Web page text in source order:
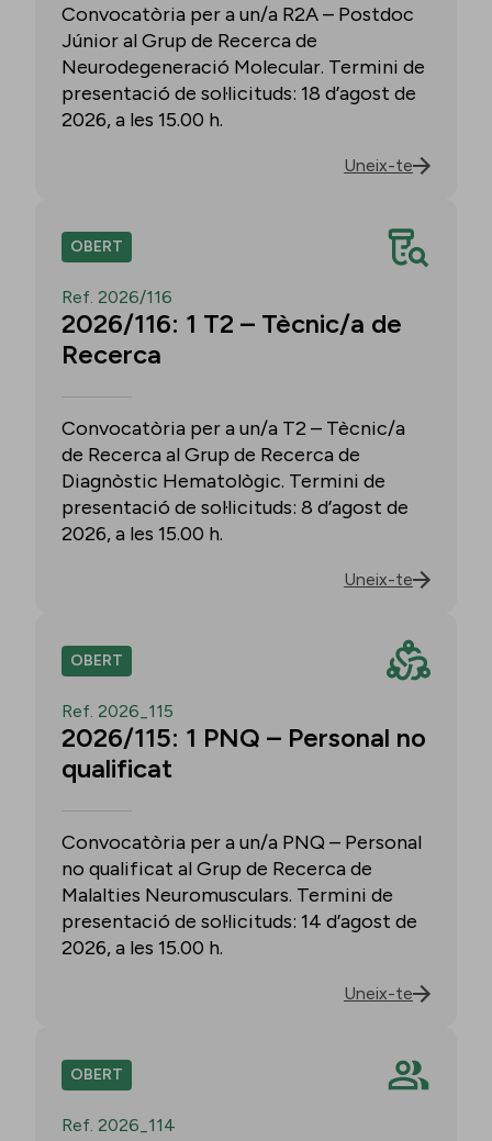
Convocatòria per a un/a R2A – Postdoc
Júnior al Grup de Recerca de
Neurodegeneració Molecular. Termini de
presentació de sol·licituds: 18 d’agost de
2026, a les 15.00 h.
Uneix-te
OBERT
Ref. 2026/116
2026/116: 1 T2 – Tècnic/a de
Recerca
Convocatòria per a un/a T2 – Tècnic/a
de Recerca al Grup de Recerca de
Diagnòstic Hematològic. Termini de
presentació de sol·licituds: 8 d’agost de
2026, a les 15.00 h.
Uneix-te
OBERT
Ref. 2026_115
2026/115: 1 PNQ – Personal no
qualificat
Convocatòria per a un/a PNQ – Personal
no qualificat al Grup de Recerca de
Malalties Neuromusculars. Termini de
presentació de sol·licituds: 14 d’agost de
2026, a les 15.00 h.
Uneix-te
OBERT
Ref. 2026_114